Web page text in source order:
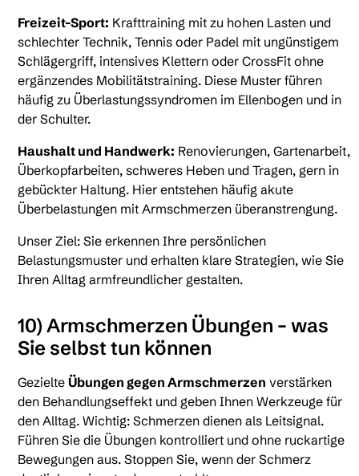
Freizeit-Sport: Krafttraining mit zu hohen Lasten und
schlechter Technik, Tennis oder Padel mit ungünstigem
Schlägergriff, intensives Klettern oder CrossFit ohne
ergänzendes Mobilitätstraining. Diese Muster führen
häufig zu Überlastungssyndromen im Ellenbogen und in
der Schulter.
Haushalt und Handwerk: Renovierungen, Gartenarbeit,
Überkopfarbeiten, schweres Heben und Tragen, gern in
gebückter Haltung. Hier entstehen häufig akute
Überbelastungen mit Armschmerzen überanstrengung.
Unser Ziel: Sie erkennen Ihre persönlichen
Belastungsmuster und erhalten klare Strategien, wie Sie
Ihren Alltag armfreundlicher gestalten.
10) Armschmerzen Übungen – was
Sie selbst tun können
GezielteÜbungen gegen Armschmerzen verstärken
den Behandlungseffekt und geben Ihnen Werkzeuge für
den Alltag. Wichtig: Schmerzen dienen als Leitsignal.
Führen Sie die Übungen kontrolliert und ohne ruckartige
Bewegungen aus. Stoppen Sie, wenn der Schmerz